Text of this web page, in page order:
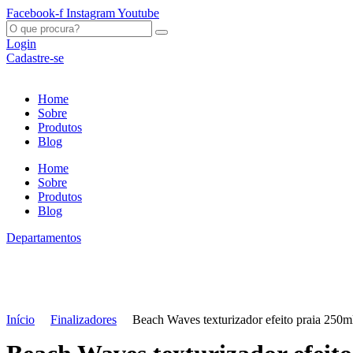
Ir
para
o
conteúdo
Facebook-f InstagramYoutube
O
que
procura?
Login
Cadastre-se
Home
Sobre
Produtos
Blog
Home
Sobre
Produtos
Blog
Departamentos
Início Finalizadores Beach Waves texturizador efeito praia